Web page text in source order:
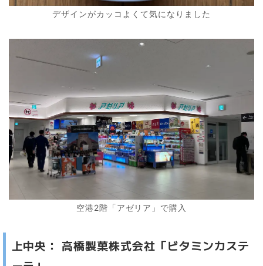
デザインがカッコよくて気になりました
空港2階「アゼリア」で購入
上中央： 高橋製菓株式会社「ビタミンカステ